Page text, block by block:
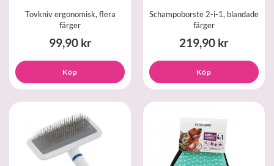
Tovkniv ergonomisk, flera
färger
99,90 kr
Köp
Schampoborste 2-i-1, blandade
färger
219,90 kr
Köp